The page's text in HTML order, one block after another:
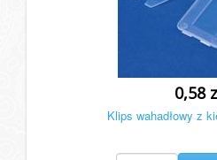
0,58
Klips wahadłowy z